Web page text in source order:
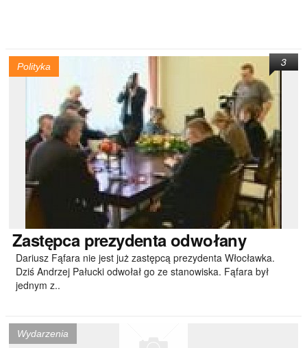
Polityka
Zastępcaprezydenta odwołany
Dariusz Fąfara nie jest już zastępcą prezydenta Włocławka.
Dziś Andrzej Pałucki odwołał go ze stanowiska. Fąfara był
jednym z..
3
Wydarzenia